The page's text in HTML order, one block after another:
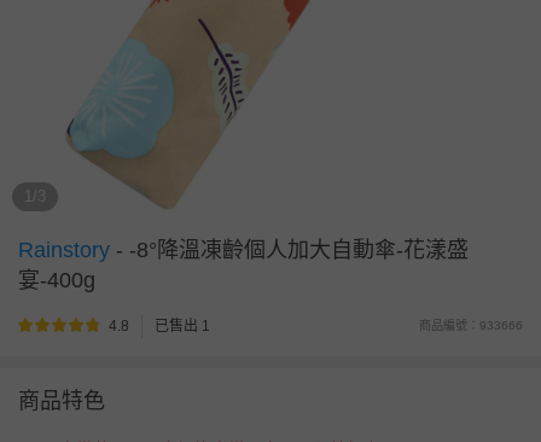
1/3
Rainstory - -8°降溫凍齡個人加大自動傘-花漾盛
宴-400g
4.8 已售出 1 商品編號：933666
商品特色